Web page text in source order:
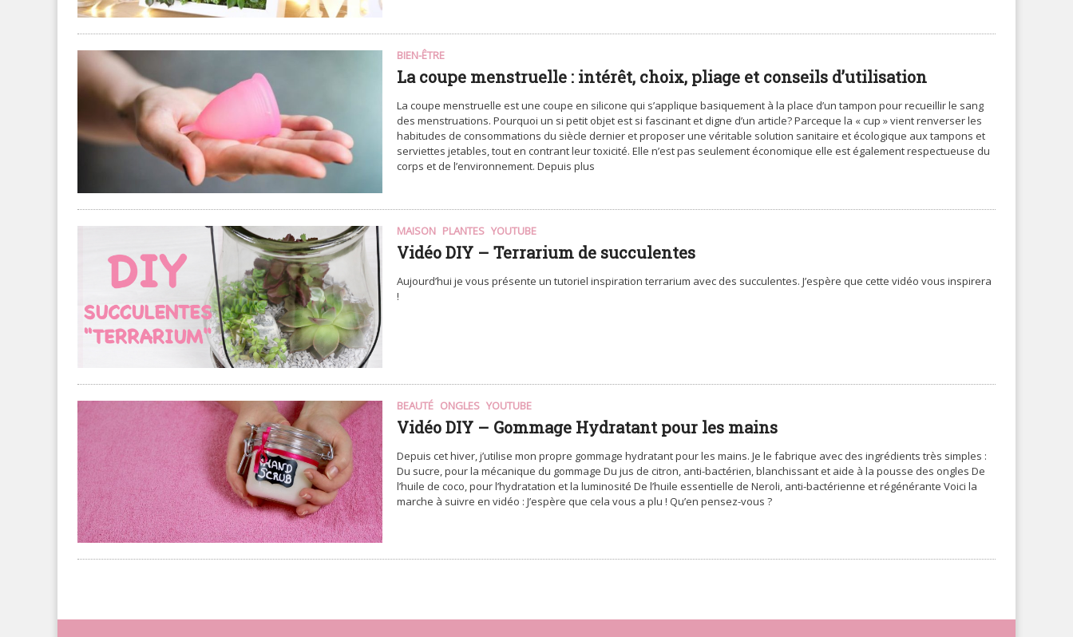
BIEN-ÊTRE
La coupe menstruelle : intérêt, choix, pliage et conseils d’utilisation
La coupe menstruelle est une coupe en silicone qui s’applique basiquement à la place d’un tampon pour recueillir le sang
des menstruations. Pourquoi un si petit objet est si fascinant et digne d’un article? Parceque la « cup » vient renverser les
habitudes de consommations du siècle dernier et proposer une véritable solution sanitaire et écologique aux tampons et
serviettes jetables, tout en contrant leur toxicité. Elle n’est pas seulement économique elle est également respectueuse du
corps et de l’environnement. Depuis plus
MAISON PLANTES YOUTUBE
Vidéo DIY – Terrarium de succulentes
Aujourd’hui je vous présente un tutoriel inspiration terrarium avec des succulentes. J’espère que cette vidéo vous inspirera
!
BEAUTÉ ONGLES YOUTUBE
Vidéo DIY – Gommage Hydratant pour les mains
Depuis cet hiver, j’utilise mon propre gommage hydratant pour les mains. Je le fabrique avec des ingrédients très simples :
Du sucre, pour la mécanique du gommage Du jus de citron, anti-bactérien, blanchissant et aide à la pousse des ongles De
l’huile de coco, pour l’hydratation et la luminosité De l’huile essentielle de Neroli, anti-bactérienne et régénérante Voici la
marche à suivre en vidéo : J’espère que cela vous a plu ! Qu’en pensez-vous ?